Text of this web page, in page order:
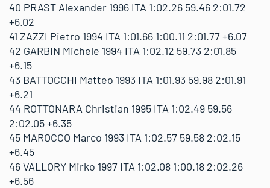
40 PRAST Alexander 1996 ITA 1:02.26 59.46 2:01.72
+6.02
41 ZAZZI Pietro 1994 ITA 1:01.66 1:00.11 2:01.77 +6.07
42 GARBIN Michele 1994 ITA 1:02.12 59.73 2:01.85
+6.15
43 BATTOCCHI Matteo 1993 ITA 1:01.93 59.98 2:01.91
+6.21
44 ROTTONARA Christian 1995 ITA 1:02.49 59.56
2:02.05 +6.35
45 MAROCCO Marco 1993 ITA 1:02.57 59.58 2:02.15
+6.45
46 VALLORY Mirko 1997 ITA 1:02.08 1:00.18 2:02.26
+6.56